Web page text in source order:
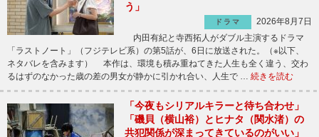
う」
ドラマ
2026年8月7日
内田有紀と寺西拓人がダブル主演するドラマ
「ラストノート」（フジテレビ系）の第5話が、6日に放送された。（※以下、
ネタバレを含みます） 本作は、環境も積み重ねてきた人生も全く違う、交わ
るはずのなかった歳の差の男女が静かに引かれ合い、人生で … 続きを読む
「今夜もシリアルキラーと待ち合わせ」
「磯貝（横山裕）とヒナタ（関水渚）の
共犯関係が深まってきているのがいい」